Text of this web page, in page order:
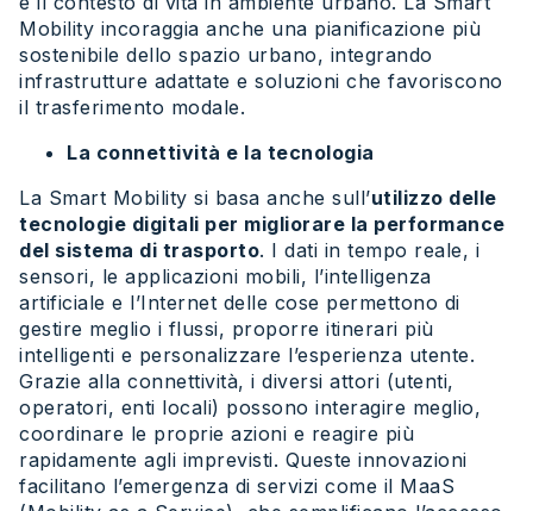
Mobility incoraggia anche una pianificazione più
sostenibile dello spazio urbano, integrando
infrastrutture adattate e soluzioni che favoriscono
il trasferimento modale.
La connettività e la tecnologia
La Smart Mobility si basa anche sull’utilizzo delle
tecnologie digitali per migliorare la performance
del sistema di trasporto. I dati in tempo reale, i
sensori, le applicazioni mobili, l’intelligenza
artificiale e l’Internet delle cose permettono di
gestire meglio i flussi, proporre itinerari più
intelligenti e personalizzare l’esperienza utente.
Grazie alla connettività, i diversi attori (utenti,
operatori, enti locali) possono interagire meglio,
coordinare le proprie azioni e reagire più
rapidamente agli imprevisti. Queste innovazioni
facilitano l’emergenza di servizi come il MaaS